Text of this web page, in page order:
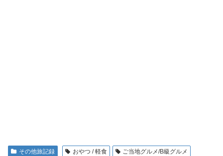
その他旅記録 おやつ / 軽食
ご当地グルメ/B級グルメ